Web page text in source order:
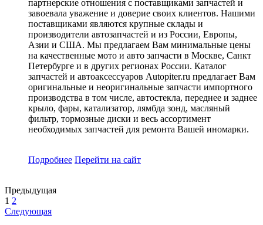
партнерские отношения с поставщиками запчастей и
завоевала уважение и доверие своих клиентов. Нашими
поставщиками являются крупные склады и
производители автозапчастей и из России, Европы,
Азии и США. Мы предлагаем Вам минимальные цены
на качественные мото и авто запчасти в Москве, Санкт
Петербурге и в других регионах России. Каталог
запчастей и автоаксессуаров Autopiter.ru предлагает Вам
оригинальные и неоригинальные запчасти импортного
производства в том числе, автостекла, переднее и заднее
крыло, фары, катализатор, лямбда зонд, масляный
фильтр, тормозные диски и весь ассортимент
необходимых запчастей для ремонта Вашей иномарки.
Подробнее Перейти на сайт
Предыдущая
1 2
Следующая